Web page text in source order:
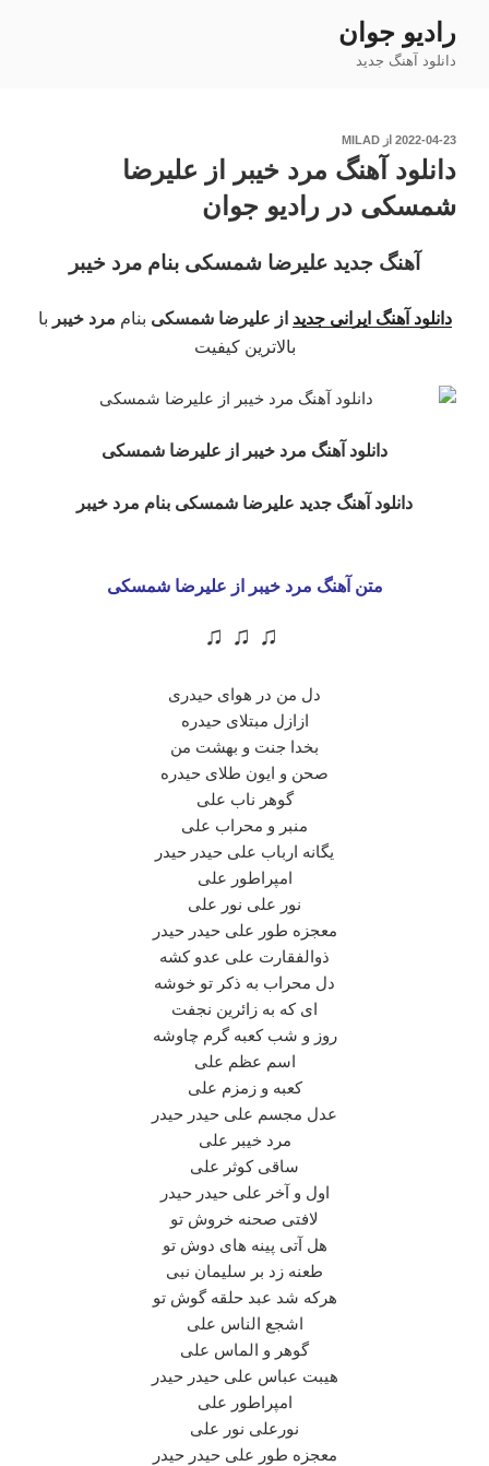
محتوا
رادیو جوان
دانلود آهنگ جدید
نوشته‌شده
2022-04-23 از MILAD
دانلود آهنگ مرد خیبر از علیرضا
شمسکی در رادیو جوان
آهنگ جدید علیرضا شمسکی بنام مرد خیبر
دانلود آهنگ ایرانی جدید از علیرضا شمسکی بنام مرد خیبر با
بالاترین کیفیت
دانلود آهنگ مرد خیبر از علیرضا شمسکی
دانلود آهنگ جدید علیرضا شمسکی بنام مرد خیبر
متن آهنگ مرد خیبر از علیرضا شمسکی
♫ ♫ ♫
دل من در هوای حیدری
ازازل مبتلای حیدره
بخدا جنت و بهشت من
صحن و ایون طلای حیدره
گوهر ناب علی
منبر و محراب علی
یگانه ارباب علی حیدر حیدر
امپراطور علی
نور علی نور علی
معجزه طور علی حیدر حیدر
ذوالفقارت علی عدو کشه
دل محراب به ذکر تو خوشه
ای که به زائرین نجفت
روز و شب کعبه گرم چاوشه
اسم عظم علی
کعبه و زمزم علی
عدل مجسم علی حیدر حیدر
مرد خیبر علی
ساقی کوثر علی
اول و آخر علی حیدر حیدر
لافتی صحنه خروش تو
هل آتی پینه های دوش تو
طعنه زد بر سلیمان نبی
هرکه شد عبد حلقه گوش تو
اشجع الناس علی
گوهر و الماس علی
هیبت عباس علی حیدر حیدر
امپراطور علی
نورعلی نور علی
معجزه طور علی حیدر حیدر